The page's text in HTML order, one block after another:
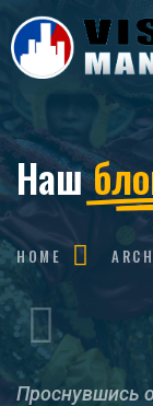
Наш
HOME
Проснувшись